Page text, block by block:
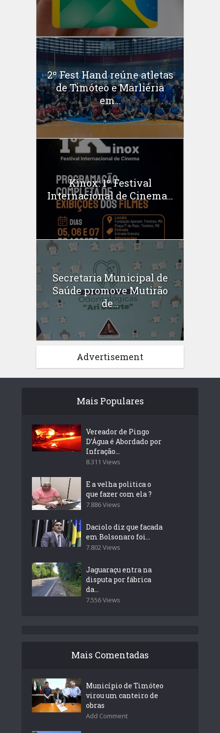
2º Fest Hand reúne atletas
de Timóteo e Marliéria
em...
Kinox: 1º Festival
Internacional de Cinema...
Secretaria Municipal de
Saúde promove Mutirão
de...
Advertisement
Mais Populares
Vereador de Pingo
D’Água é Abordado por
Infração...
8.311 Views
E a velha politica o
que fazer com ela ?
7.886 Views
Daciolo diz que facada
em Bolsonaro foi...
7.802 Views
Jaguaraçu entra na
disputa por fábrica
da...
7.556 Views
Mais Comentadas
Município de Timóteo
virou um canteiro de
obras
Add Comment